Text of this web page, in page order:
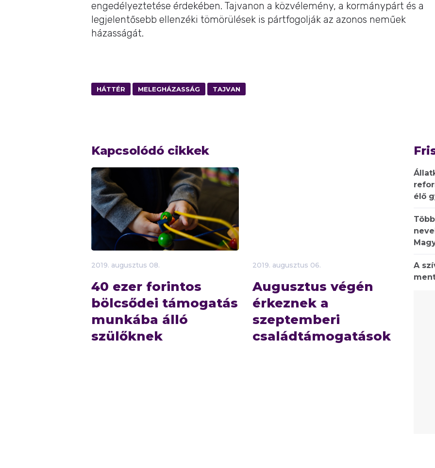
engedélyeztetése érdekében. Tajvanon a közvélemény, a kormánypárt és a
legjelentősebb ellenzéki tömörülések is pártfogolják az azonos neműek
házasságát.
HÁTTÉR MELEGHÁZASSÁG TAJVAN
Kapcsolódó cikkek
2019. augusztus 08.
40 ezer forintos
bölcsődei támogatás
munkába álló
szülőknek
2019. augusztus 06.
Augusztus végén
érkeznek a
szeptemberi
családtámogatások
élő
A